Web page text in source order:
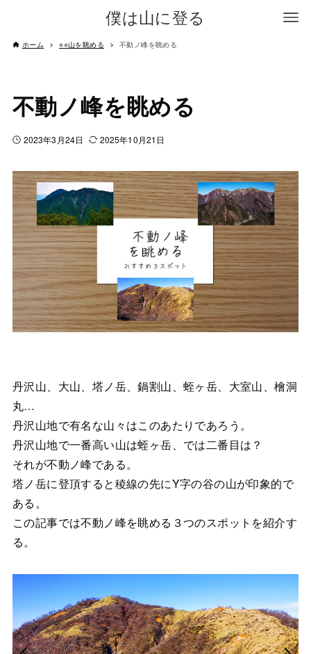
僕は山に登る
ホーム ○○山を眺める 不動ノ峰を眺める
不動ノ峰を眺める
2023年3月24日 2025年10月21日
丹沢山、大山、塔ノ岳、鍋割山、蛭ヶ岳、大室山、檜洞
丸…
丹沢山地で有名な山々はこのあたりであろう。
丹沢山地で一番高い山は蛭ヶ岳、では二番目は？
それが不動ノ峰である。
塔ノ岳に登頂すると稜線の先にY字の谷の山が印象的で
ある。
この記事では不動ノ峰を眺める３つのスポットを紹介す
る。